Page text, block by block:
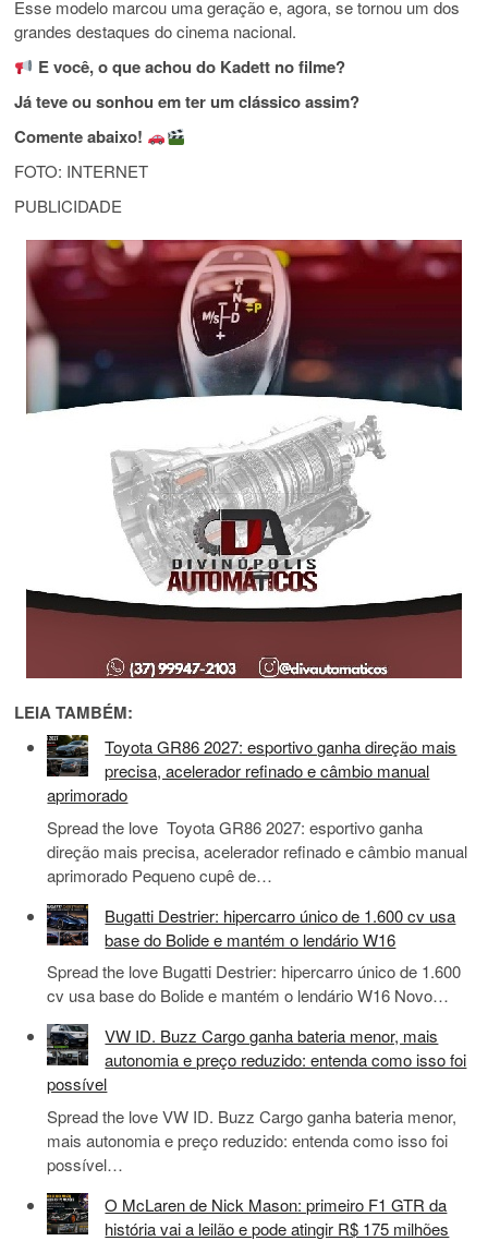
Esse modelo marcou uma geração e, agora, se tornou um dos
grandes destaques do cinema nacional.
E você, o que achou do Kadett no filme?
Já teve ou sonhou em ter um clássico assim?
Comente abaixo!
FOTO: INTERNET
PUBLICIDADE
LEIA TAMBÉM:
Toyota GR86 2027: esportivo ganha direção mais
precisa, acelerador refinado e câmbio manual
aprimorado
Spread the love Toyota GR86 2027: esportivo ganha
direção mais precisa, acelerador refinado e câmbio manual
aprimorado Pequeno cupê de…
Bugatti Destrier: hipercarro único de 1.600 cv usa
base do Bolide e mantém o lendário W16
Spread the love Bugatti Destrier: hipercarro único de 1.600
cv usa base do Bolide e mantém o lendário W16 Novo…
VW ID. Buzz Cargo ganha bateria menor, mais
autonomia e preço reduzido: entenda como isso foi
possível
Spread the love VW ID. Buzz Cargo ganha bateria menor,
mais autonomia e preço reduzido: entenda como isso foi
possível…
O McLaren de Nick Mason: primeiro F1 GTR da
história vai a leilão e pode atingir R$ 175 milhões